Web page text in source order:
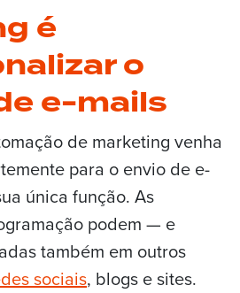
é
o
e-mails
de marketing venha
para o envio de e-
única função. As
podem — e
também em outros
sociais, blogs e sites.